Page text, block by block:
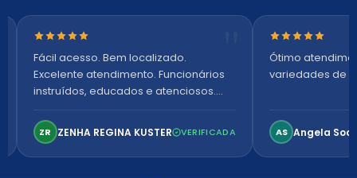
Nota 5 de 5 estrelas
Fácil acesso. Bem localizado.
Excelente atendimento. Funcionários
instruídos, educados e atenciosos.
confortável. Perfeito!
ZR ZENHA REGINA KUSTER VERIFICADA
Nota 5 de 5
Ótimo
variedades de
AS Angela